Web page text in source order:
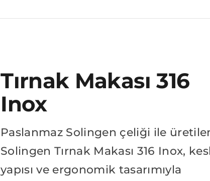
Tırnak Makası 316
Inox
Paslanmaz Solingen çeliği ile
Solingen Tırnak Makası 316 Inox,
yapısı ve ergonomik tasarımıyla